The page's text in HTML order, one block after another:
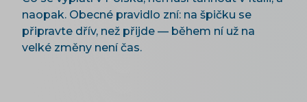
naopak. Obecné pravidlo zní: na špičku se
připravte dřív, než přijde — během ní už na
velké změny není čas.